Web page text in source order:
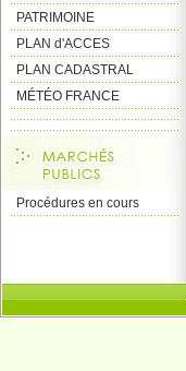
PATRIMOINE
PLAN d'ACCES
PLAN CADASTRAL
MÉTÉO FRANCE
Procédures en cours